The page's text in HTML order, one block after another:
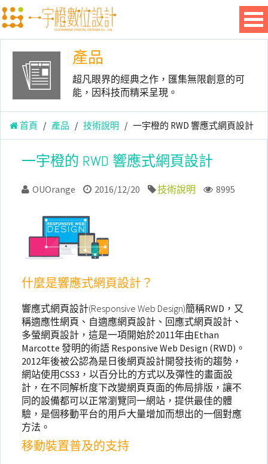
產品
超凡眼界的經典之作，匯集無限創意的可
能，因科技而精采呈現。
首頁 / 產品 / 技術說明 / 一宇橙的 RWD 響應式網頁設計
一宇橙的 RWD 響應式網頁設計
OUOrange 2016/12/20 技術說明 8995
什麼是響應式網頁設計？
響應式網頁設計(Responsive Web Design)簡稱RWD，又
稱適應性網頁、自適應網頁設計、回應式網頁設計、
多螢網頁設計，這是一項開始於2011年由Ethan
Marcotte 發明的術語 Responsive Web Design (RWD)。
2012年後被公認為是日後網頁設計開發技術的趨勢，
網站使用CSS3，以百分比的方式以及彈性的畫面設
計，在不同解析度下改變網頁頁面的佈局排版，讓不
同的設備都可以正常瀏覽同一網站，提供最佳的體
驗，是個移動平台的用戶大量增加而想出的一個對應
方法。
移動裝置普及的支持